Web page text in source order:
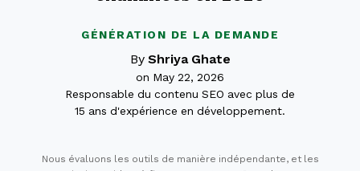
GÉNÉRATION DE LA DEMANDE
By Shriya Ghate
on May 22, 2026
Responsable du contenu SEO avec plus de
15 ans d'expérience en développement.
Nous évaluons les outils de manière indépendante, et les